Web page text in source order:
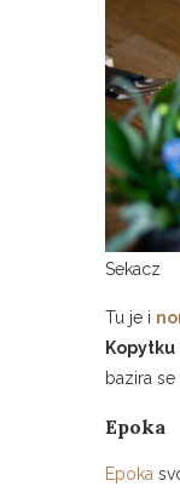
Sekacz
Tu je i
Kopytku
bazira
Epoka
Epoka